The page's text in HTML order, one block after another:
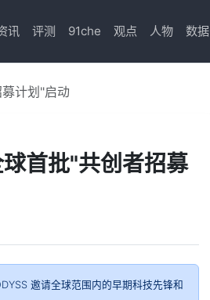
讯 评测 91che 观点 人物 数据
计划"启动
首批"共创者招募
邀请全球范围内的早期科技先锋和